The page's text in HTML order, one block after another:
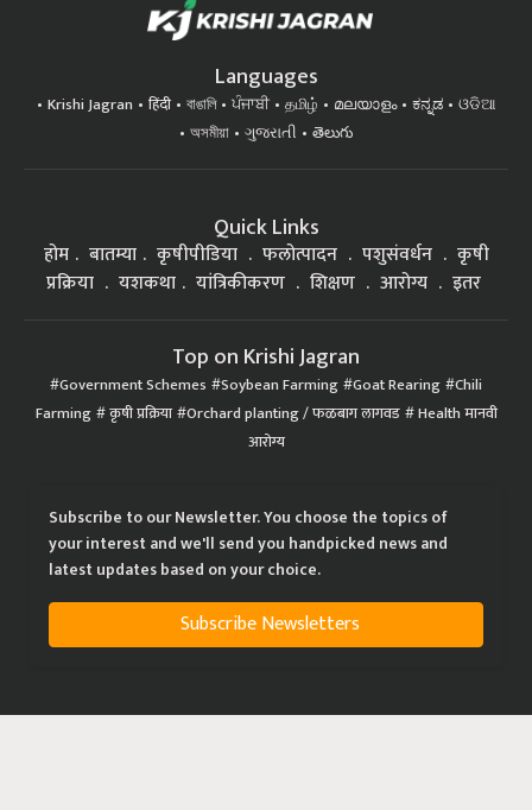
Languages
Krishi Jagran हिंदी বাঙালি ਪੰਜਾਬੀ தமிழ் മലയാളം ಕನ್ನಡ
ଓଡିଆ
অসমীয়া
ગુજરાતી తెలుగు
Quick Links
होम बातम्या कृषीपीडिया फलोत्पादन पशुसंवर्धन
कृषी
प्रक्रिया
यशकथा यांत्रिकीकरण शिक्षण आरोग्य इतर
Top on Krishi Jagran
Government Schemes Soybean Farming Goat Rearing Chili
Farming कृषी प्रक्रिया Orchard planting / फळबाग लागवड Health मानवी
आरोग्य
Subscribe to our Newsletter. You choose the topics of
your interest and we'll send you handpicked news and
latest updates based on your choice.
Subscribe Newsletters